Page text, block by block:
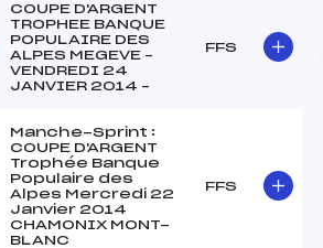
COUPE D'ARGENT
TROPHEE BANQUE
POPULAIRE DES
ALPES MEGEVE –
VENDREDI 24
JANVIER 2014 –
FFS
Manche-Sprint :
COUPE D'ARGENT
Trophée Banque
Populaire des
Alpes Mercredi 22
Janvier 2014
CHAMONIX MONT-
BLANC
FFS